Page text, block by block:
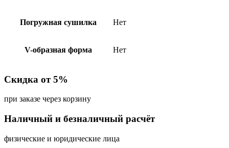
Погружная сушилка Нет
V-образная форма Нет
Скидка от 5%
при заказе через корзину
Наличный и безналичный расчёт
физические и юридические лица